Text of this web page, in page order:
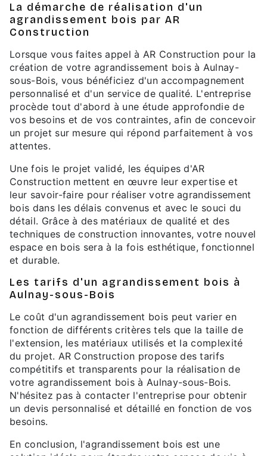
La démarche de réalisation d'un
agrandissement bois par AR
Construction
Lorsque vous faites appel à AR Construction pour la
création de votre agrandissement bois à Aulnay-
sous-Bois, vous bénéficiez d'un accompagnement
personnalisé et d'un service de qualité. L'entreprise
procède tout d'abord à une étude approfondie de
vos besoins et de vos contraintes, afin de concevoir
un projet sur mesure qui répond parfaitement à vos
attentes.
Une fois le projet validé, les équipes d'AR
Construction mettent en œuvre leur expertise et
leur savoir-faire pour réaliser votre agrandissement
bois dans les délais convenus et avec le souci du
détail. Grâce à des matériaux de qualité et des
techniques de construction innovantes, votre nouvel
espace en bois sera à la fois esthétique, fonctionnel
et durable.
Les tarifs d'un agrandissement bois à
Aulnay-sous-Bois
Le coût d'un agrandissement bois peut varier en
fonction de différents critères tels que la taille de
l'extension, les matériaux utilisés et la complexité
du projet. AR Construction propose des tarifs
compétitifs et transparents pour la réalisation de
votre agrandissement bois à Aulnay-sous-Bois.
N'hésitez pas à contacter l'entreprise pour obtenir
un devis personnalisé et détaillé en fonction de vos
besoins.
En conclusion, l'agrandissement bois est une